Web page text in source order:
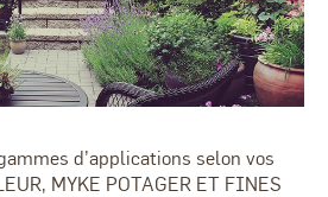
CANADA
d’applications selon vos
MYKE POTAGER ET FINES